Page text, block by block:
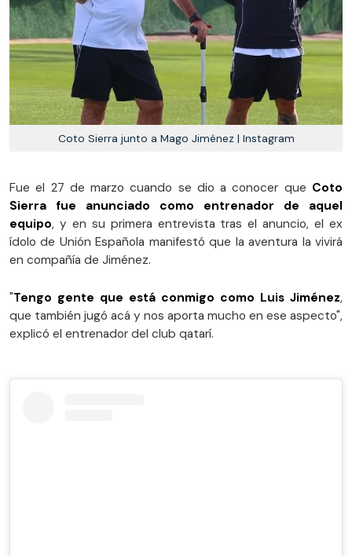
Coto Sierra junto a Mago Jiménez | Instagram
Fue el 27 de marzo cuando se dio a conocer que Coto
Sierra fue anunciado como entrenador de aquel
equipo, y en su primera entrevista tras el anuncio, el ex
ídolo de Unión Española manifestó que la aventura la vivirá
en compañía de Jiménez.
"Tengo gente que está conmigo como Luis Jiménez,
que también jugó acá y nos aporta mucho en ese aspecto",
explicó el entrenador del club qatarí.